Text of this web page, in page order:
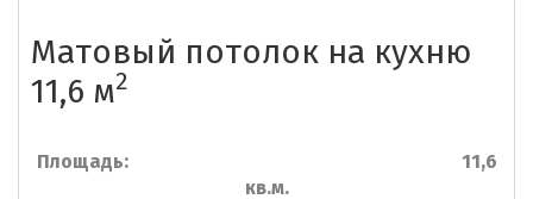
Матовый потолок на кухню
11,6 м2
Площадь: 11,6
кв.м.